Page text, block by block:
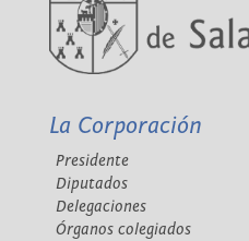
La Corporación
Presidente
Diputados
Delegaciones
Órganos colegiados